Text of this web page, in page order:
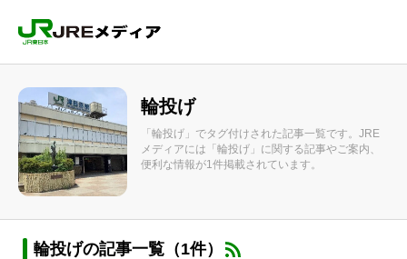
輪投げ
「輪投げ」でタグ付けされた記事一覧です。JRE
メディアには「輪投げ」に関する記事やご案内、
便利な情報が1件掲載されています。
輪投げの記事一覧（1件）